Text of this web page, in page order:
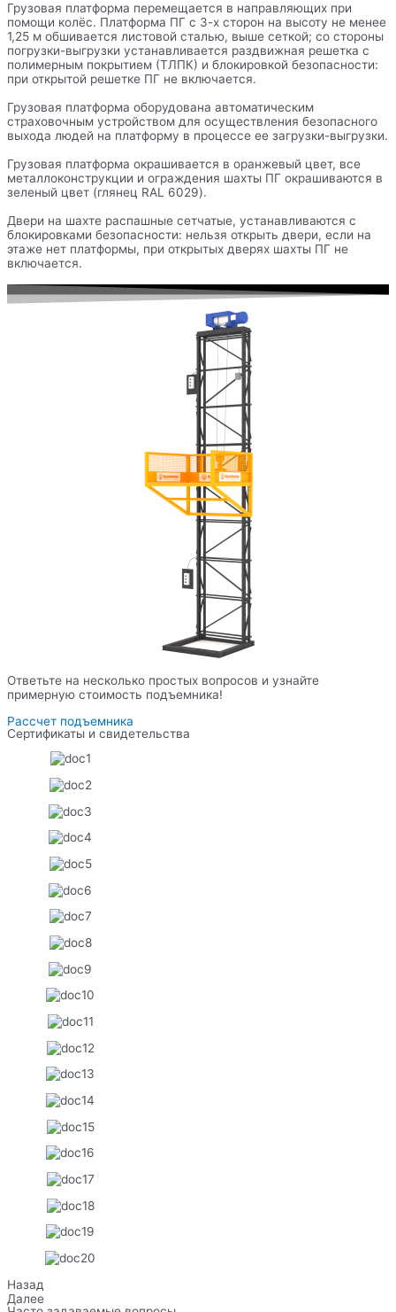
Грузовая платформа перемещается в направляющих при
помощи колёс. Платформа ПГ с 3-х сторон на высоту не менее
1,25 м обшивается листовой сталью, выше сеткой; со стороны
погрузки-выгрузки устанавливается раздвижная решетка с
полимерным покрытием (ТЛПК) и блокировкой безопасности:
при открытой решетке ПГ не включается.
Грузовая платформа оборудована автоматическим
страховочным устройством для осуществления безопасного
выхода людей на платформу в процессе ее загрузки-выгрузки.
Грузовая платформа окрашивается в оранжевый цвет, все
металлоконструкции и ограждения шахты ПГ окрашиваются в
зеленый цвет (глянец RAL 6029).
Двери на шахте распашные сетчатые, устанавливаются с
блокировками безопасности: нельзя открыть двери, если на
этаже нет платформы, при открытых дверях шахты ПГ не
включается.
Ответьте на несколько простых вопросов и узнайте
примерную стоимость подъемника!
Рассчет подъемника
Сертификаты и свидетельства
Назад
Далее